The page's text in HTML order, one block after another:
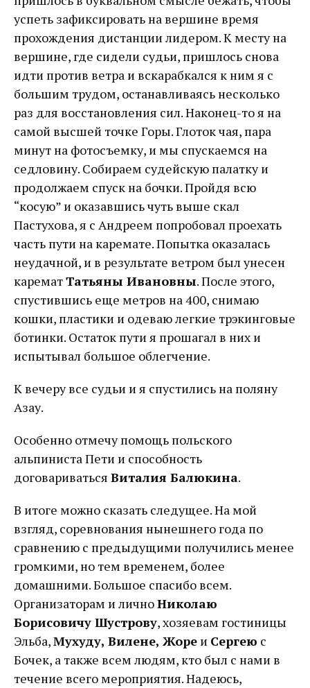
успеть зафиксировать на вершине время
прохождения дистанции лидером. К месту на
вершине, где сидели судьи, пришлось снова
идти против ветра и вскарабкался к ним я с
большим трудом, останавливаясь несколько
раз для восстановления сил. Наконец-то я на
самой высшей точке Горы. Глоток чая, пара
минут на фотосъемку, и мы спускаемся на
седловину. Собираем судейскую палатку и
продолжаем спуск на бочки. Пройдя всю
“косую” и оказавшись чуть выше скал
Пастухова, я с Андреем попробовал проехать
часть пути на каремате. Попытка оказалась
неудачной, и в результате ветром был унесен
карематТатьяны Ивановны. После этого,
спустившись еще метров на 400, снимаю
кошки, пластики и одеваю легкие трэкинговые
ботинки. Остаток пути я прошагал в них и
испытывал большое облегчение.
К вечеру все судьи и я спустились на поляну
Азау.
Особенно отмечу помощь польского
альпиниста Пети и способность
договариваться Виталия Балюкина.
В итоге можно сказать следущее. На мой
взгляд, соревнования нынешнего года по
сравнению с предыдущими получились менее
громкими, но тем временем, более
домашними. Большое спасибо всем.
Организаторам и личноНиколаю
Борисовичу Шустрову, хозяевам гостиницы
Эльба,Мухуду, Вилене, Жоре и Сергею с
Бочек, а также всем людям, кто был с нами в
течение всего мероприятия. Надеюсь,